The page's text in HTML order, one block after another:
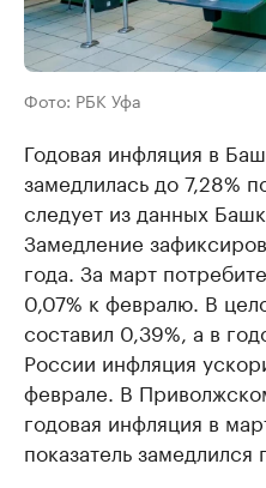
Фото: РБК Уфа
Годовая инфляция в
замедлилась до 7,28%
следует из данных
Замедление
года. За март
0,07% к февралю. В
составил 0,39%, а в
России инфляция
феврале. В
годовая инфляция в
показатель замедлился